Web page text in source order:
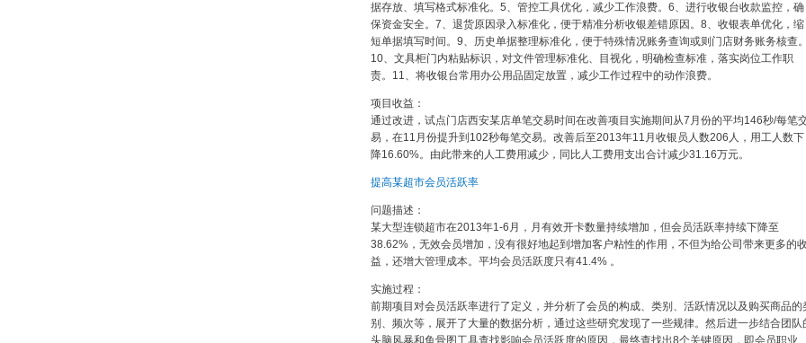
据存放、填写格式标准化。5、管控工具优化，减少工作浪费。6、进行收银台收款监控，确
保资金安全。7、退货原因录入标准化，便于精准分析收银差错原因。8、收银表单优化，缩
短单据填写时间。9、历史单据整理标准化，便于特殊情况账务查询或则门店财务账务核查。
10、文具柜门内粘贴标识，对文件管理标准化、目视化，明确检查标准，落实岗位工作职
责。11、将收银台常用办公用品固定放置，减少工作过程中的动作浪费。
项目收益：
通过改进，试点门店西安某店单笔交易时间在改善项目实施期间从7月份的平均146秒/每笔
易，在11月份提升到102秒每笔交易。改善后至2013年11月收银员人数206人，用工人数下
降16.60%。由此带来的人工费用减少，同比人工费用支出合计减少31.16万元。
提高某超市会员活跃率
问题描述：
某大型连锁超市在2013年1-6月，月有效开卡数量持续增加，但会员活跃率持续下降至
38.62%，无效会员增加，没有很好地起到增加客户粘性的作用，不但为给公司带来更多的收
益，还增大管理成本。平均会员活跃度只有41.4% 。
实施过程：
前期项目对会员活跃率进行了定义，并分析了会员的构成、类别、活跃情况以及购买商品的
别、频次等，展开了大量的数据分析，通过这些研究发现了一些规律。然后进一步结合团队
头脑风暴和鱼骨图工具查找影响会员活跃度的原因，最终查找出8个关键原因，即会员职业、